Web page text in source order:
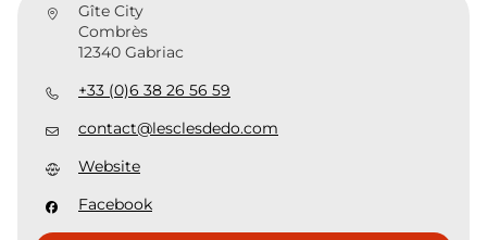
Gîte City
Combrès
12340 Gabriac
+33 (0)6 38 26 56 59
contact@lesclesdedo.com
Website
Facebook